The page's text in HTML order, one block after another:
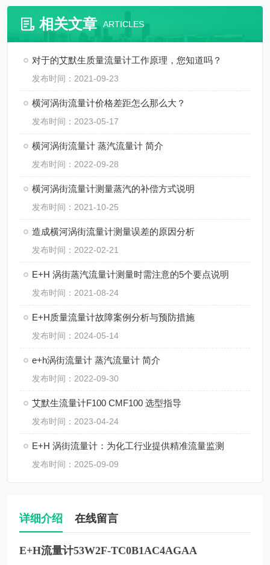
相关文章 ARTICLES
对于的艾默生质量流量计工作原理，您知道吗？
发布时间：2021-09-23
横河涡街流量计价格差距怎么那么大？
发布时间：2023-05-17
横河涡街流量计 蒸汽流量计 简介
发布时间：2022-09-28
横河涡街流量计测量蒸汽的补偿方式说明
发布时间：2021-10-25
造成横河涡街流量计测量误差的原因分析
发布时间：2022-02-21
E+H 涡街蒸汽流量计测量时需注意的5个要点说明
发布时间：2021-08-24
E+H质量流量计故障案例分析与预防措施
发布时间：2024-05-14
e+h涡街流量计 蒸汽流量计 简介
发布时间：2022-09-30
艾默生流量计F100 CMF100 选型指导
发布时间：2023-04-24
E+H 涡街流量计：为化工行业提供精准流量监测
发布时间：2025-09-09
详细介绍 在线留言
E+H流量计53W2F-TC0B1AC4AGAA